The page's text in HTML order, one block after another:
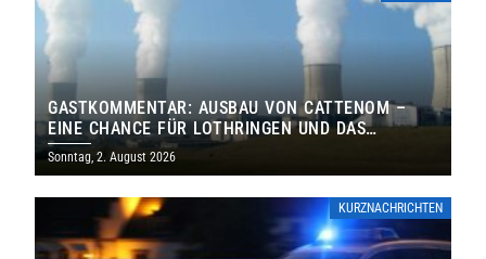
GASTKOMMENTAR: AUSBAU VON CATTENOM –
EINE CHANCE FÜR LOTHRINGEN UND DAS
SAARLAND
Sonntag, 2. August 2026
KURZNACHRICHTEN